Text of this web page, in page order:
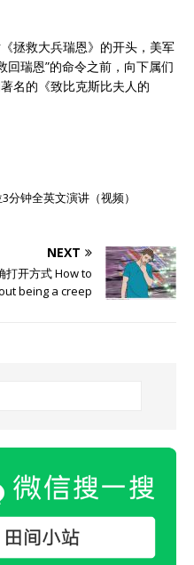
拯救大兵瑞恩》的开头，美军
回瑞恩”的命令之前，向下属们
名的《致比克斯比夫人的
分钟全英文演讲（视频）
NEXT
打开方式 How to
being a creep